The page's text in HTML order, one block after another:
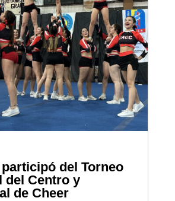
del Torneo
del Centro y
de Cheer